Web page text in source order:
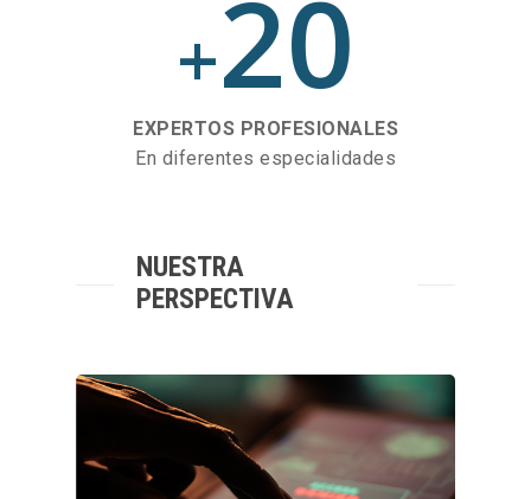
+20
EXPERTOS PROFESIONALES
En diferentes especialidades
NUESTRA
PERSPECTIVA